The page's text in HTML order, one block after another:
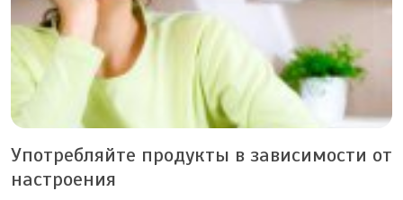
Употребляйте продукты в зависимости от
настроения